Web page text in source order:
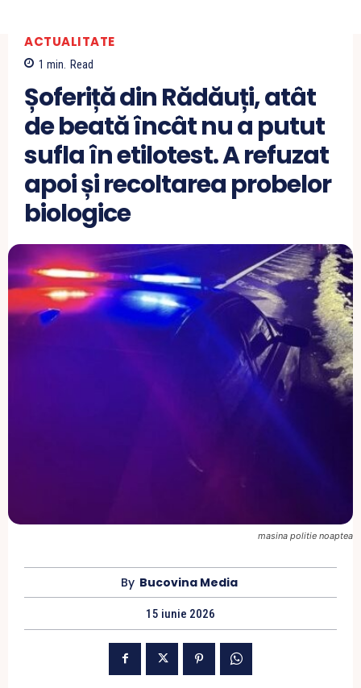
ACTUALITATE
1 min. Read
Șoferiță din Rădăuți, atât
de beată încât nu a putut
sufla în etilotest. A refuzat
apoi și recoltarea probelor
biologice
masina politie noaptea
By Bucovina Media
15 iunie 2026